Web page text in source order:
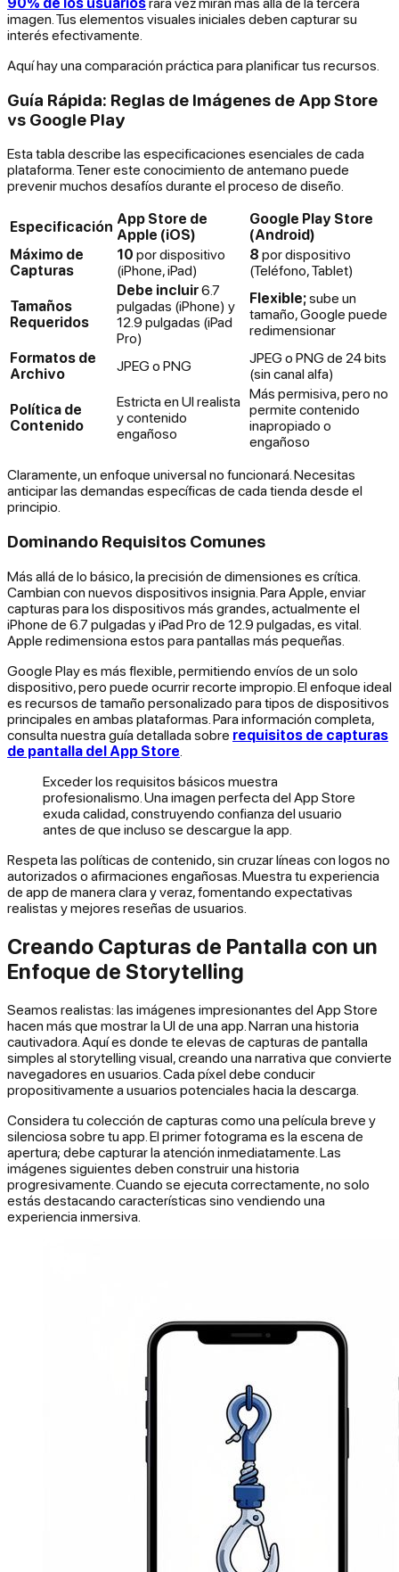
imagen. Tus elementos visuales iniciales deben capturar su
interés efectivamente.
Aquí hay una comparación práctica para planificar tus recursos.
Guía Rápida: Reglas de Imágenes de App Store
vs Google Play
Esta tabla describe las especificaciones esenciales de cada
plataforma. Tener este conocimiento de antemano puede
prevenir muchos desafíos durante el proceso de diseño.
Especificación App Store de
Apple (iOS)
Google Play Store
(Android)
Máximo de
Capturas
10 por dispositivo
(iPhone, iPad)
8 por dispositivo
(Teléfono, Tablet)
Tamaños
Requeridos
Debe incluir6.7
pulgadas (iPhone) y
12.9 pulgadas (iPad
Pro)
Flexible;sube un
tamaño, Google puede
redimensionar
Formatos de
Archivo
JPEG o PNG
JPEG o PNG de 24 bits
(sin canal alfa)
Política de
Contenido
Estricta en UI realista
y contenido
engañoso
Más permisiva, pero no
permite contenido
inapropiado o
engañoso
Claramente, un enfoque universal no funcionará. Necesitas
anticipar las demandas específicas de cada tienda desde el
principio.
Dominando Requisitos Comunes
Más allá de lo básico, la precisión de dimensiones es crítica.
Cambian con nuevos dispositivos insignia. Para Apple, enviar
capturas para los dispositivos más grandes, actualmente el
iPhone de 6.7 pulgadas y iPad Pro de 12.9 pulgadas, es vital.
Apple redimensiona estos para pantallas más pequeñas.
Google Play es más flexible, permitiendo envíos de un solo
dispositivo, pero puede ocurrir recorte impropio. El enfoque ideal
es recursos de tamaño personalizado para tipos de dispositivos
principales en ambas plataformas. Para información completa,
consulta nuestra guía detallada sobre requisitos de capturas
de pantalla del App Store
Exceder los requisitos básicos muestra
profesionalismo. Una imagen perfecta del App Store
exuda calidad, construyendo confianza del usuario
antes de que incluso se descargue la app.
Respeta las políticas de contenido, sin cruzar líneas con logos no
autorizados o afirmaciones engañosas. Muestra tu experiencia
de app de manera clara y veraz, fomentando expectativas
realistas y mejores reseñas de usuarios.
Creando Capturas de Pantalla con un
Enfoque de Storytelling
Seamos realistas: las imágenes impresionantes del App Store
hacen más que mostrar la UI de una app. Narran una historia
cautivadora. Aquí es donde te elevas de capturas de pantalla
simples al storytelling visual, creando una narrativa que convierte
navegadores en usuarios. Cada píxel debe conducir
propositivamente a usuarios potenciales hacia la descarga.
Considera tu colección de capturas como una película breve y
silenciosa sobre tu app. El primer fotograma es la escena de
apertura; debe capturar la atención inmediatamente. Las
imágenes siguientes deben construir una historia
progresivamente. Cuando se ejecuta correctamente, no solo
estás destacando características sino vendiendo una
experiencia inmersiva.